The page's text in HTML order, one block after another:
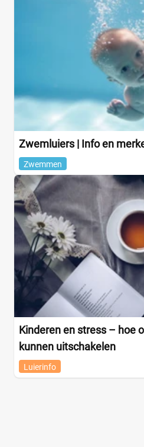
Zwemluiers | Info en
Zwemmen
Kinderen en stress – hoe
kunnen uitschakelen
Luierinfo